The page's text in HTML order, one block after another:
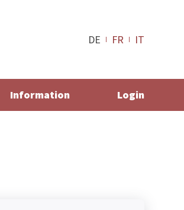
DE FR IT
Information Login